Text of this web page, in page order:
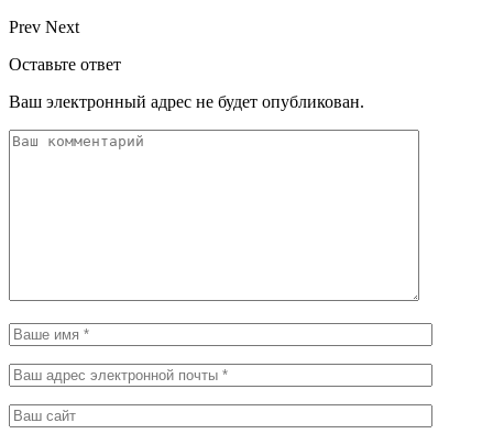
Prev Next
Оставьте ответ
Ваш электронный адрес не будет опубликован.